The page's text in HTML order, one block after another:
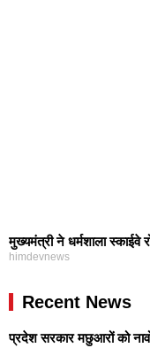
मुख्यमंत्री ने धर्मशाला स्काईवे
himdevnews
Recent News
प्रदेश सरकार मछुआरों को